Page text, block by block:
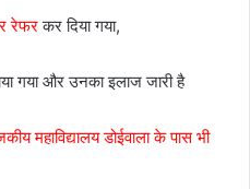
रेफरकर दिया गया,
गया और उनका इलाज जारी है
महाविद्यालय डोईवाला के पास भी